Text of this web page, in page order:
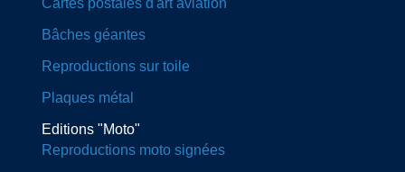
Bâches géantes
Reproductions sur toile
Plaques métal
Editions "Moto"
Reproductions moto signées